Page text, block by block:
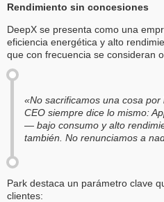
Rendimiento sin concesiones
DeepX se presenta como una
eficiencia energética y alto
que con frecuencia se consideran
«No sacrificamos una cosa
CEO siempre dice lo mismo:
— bajo consumo y alto
también. No renunciamos a
Park destaca un parámetro clave
clientes: